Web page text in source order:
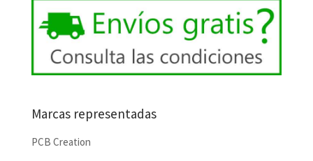
Marcas representadas
PCB Creation